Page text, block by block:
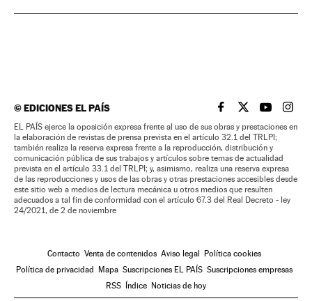
©EDICIONES EL PAÍS EL PAÍS BRASIL EN
EL PAÍSEL PAÍS
EL
EL PAÍS ejerce la oposición expresa frente al uso de sus obras y prestaciones en
la elaboración de revistas de prensa prevista en el artículo 32.1 del TRLPI;
también realiza la reserva expresa frente a la reproducción, distribución y
comunicación pública de sus trabajos y artículos sobre temas de actualidad
prevista en el artículo 33.1 del TRLPI; y, asimismo, realiza una reserva expresa
de las reproducciones y usos de las obras y otras prestaciones accesibles desde
este sitio web a medios de lectura mecánica u otros medios que resulten
adecuados a tal fin de conformidad con el artículo 67.3 del Real Decreto - ley
24/2021, de 2 de noviembre
Contacto Venta de contenidos Aviso legal Política cookies
Política de privacidad Mapa Suscripciones EL PAÍS Suscripciones empresas
RSS Índice Noticias de hoy